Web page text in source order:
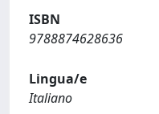
ISBN
9788874628636
Lingua/e
Italiano